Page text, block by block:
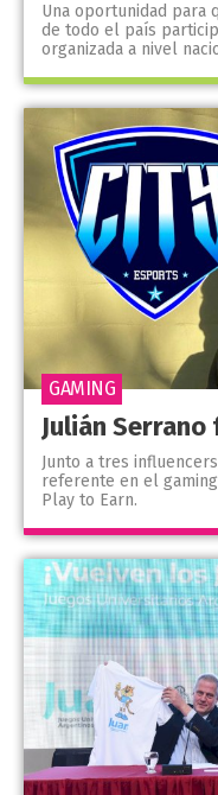
Una oportunidad para
de todo el país
organizada a nivel
Julián Serrano
Junto a tres
referente en el
Play to Earn.
GAMING